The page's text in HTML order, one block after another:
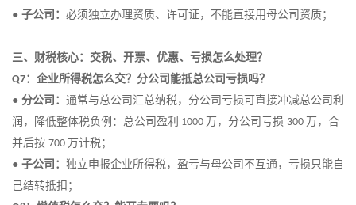
● 子公司： 必须独立办理资质、许可证，不能直接用母公司资质；
三、财税核心：交税、开票、优惠、亏损怎么处理？
Q7：企业所得税怎么交？分公司能抵总公司亏损吗？
● 分公司： 通常与总公司汇总纳税，分公司亏损可直接冲减总公司利
润，降低整体税负例：总公司盈利 1000 万，分公司亏损 300 万，合
并后按 700 万计税；
● 子公司： 独立申报企业所得税，盈亏与母公司不互通，亏损只能自
己结转抵扣 ；